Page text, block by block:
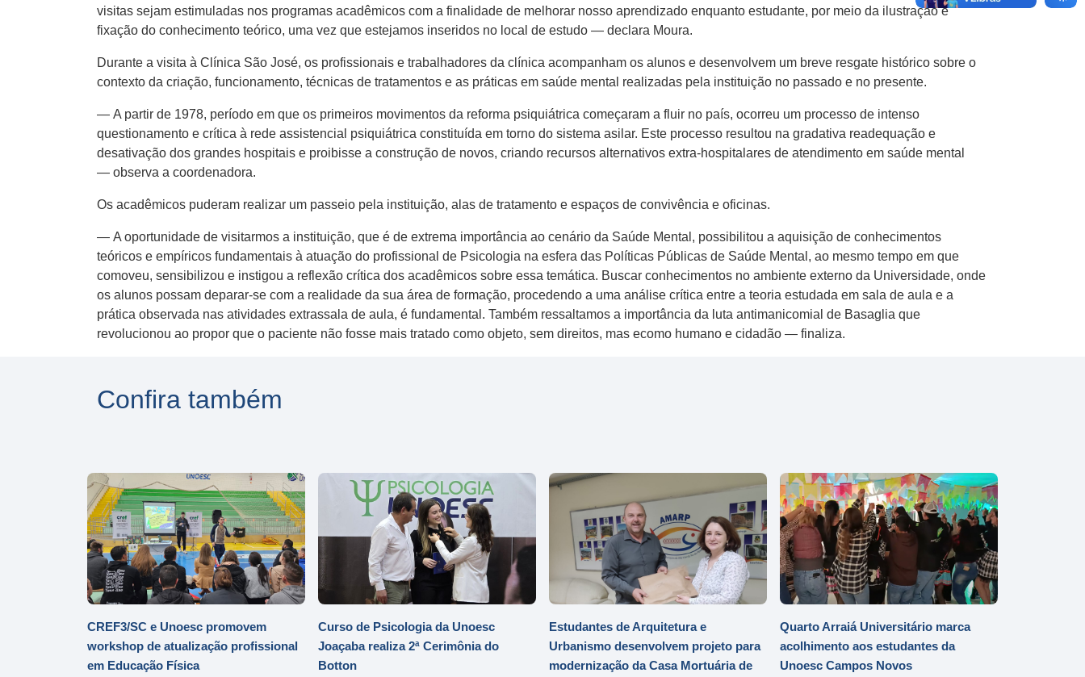
visitas sejam estimuladas nos programas acadêmicos com a finalidade de melhorar nosso aprendizado enquanto estudante, por meio da ilustração e
fixação do conhecimento teórico, uma vez que estejamos inseridos no local de estudo — declara Moura.
Durante a visita à Clínica São José, os profissionais e trabalhadores da clínica acompanham os alunos e desenvolvem um breve resgate histórico sobre o
contexto da criação, funcionamento, técnicas de tratamentos e as práticas em saúde mental realizadas pela instituição no passado e no presente.
— A partir de 1978, período em que os primeiros movimentos da reforma psiquiátrica começaram a fluir no país, ocorreu um processo de intenso
questionamento e crítica à rede assistencial psiquiátrica constituída em torno do sistema asilar. Este processo resultou na gradativa readequação e
desativação dos grandes hospitais e proibisse a construção de novos, criando recursos alternativos extra-hospitalares de atendimento em saúde mental
— observa a coordenadora.
Os acadêmicos puderam realizar um passeio pela instituição, alas de tratamento e espaços de convivência e oficinas.
— A oportunidade de visitarmos a instituição, que é de extrema importância ao cenário da Saúde Mental, possibilitou a aquisição de conhecimentos
teóricos e empíricos fundamentais à atuação do profissional de Psicologia na esfera das Políticas Públicas de Saúde Mental, ao mesmo tempo em que
comoveu, sensibilizou e instigou a reflexão crítica dos acadêmicos sobre essa temática. Buscar conhecimentos no ambiente externo da Universidade, onde
os alunos possam deparar-se com a realidade da sua área de formação, procedendo a uma análise crítica entre a teoria estudada em sala de aula e a
prática observada nas atividades extrassala de aula, é fundamental. Também ressaltamos a importância da luta antimanicomial de Basaglia que
revolucionou ao propor que o paciente não fosse mais tratado como objeto, sem direitos, mas ecomo humano e cidadão — finaliza.
Confira também
CREF3/SC e Unoesc promovem
workshop de atualização profissional
em Educação Física
Curso de Psicologia da Unoesc
Joaçaba realiza 2ª Cerimônia do
Botton
Estudantes de Arquitetura e
Urbanismo desenvolvem projeto para
modernização da Casa Mortuária de
Quarto Arraiá Universitário marca
acolhimento aos estudantes da
Unoesc Campos Novos